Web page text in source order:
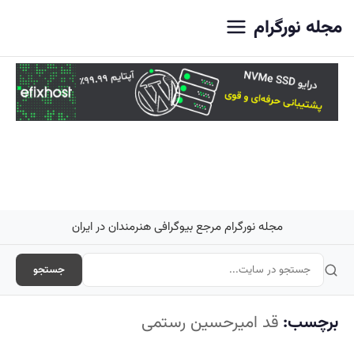
مجله نورگرام
مجله نورگرام مرجع بیوگرافی هنرمندان در ایران
جستجو
برچسب: قد امیرحسین رستمی